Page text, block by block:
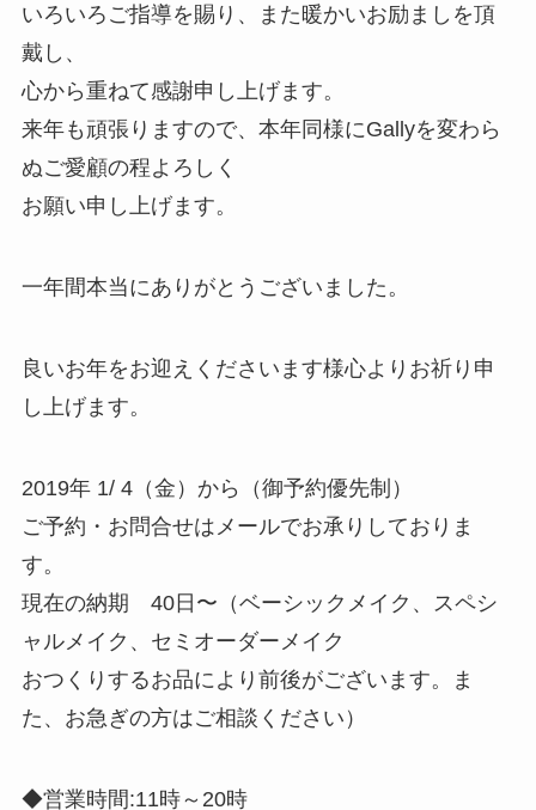
いろいろご指導を賜り、また暖かいお励ましを頂
戴し、
心から重ねて感謝申し上げます。
来年も頑張りますので、本年同様にGallyを変わら
ぬご愛顧の程よろしく
お願い申し上げます。
一年間本当にありがとうございました。
良いお年をお迎えくださいます様心よりお祈り申
し上げます。
2019年 1/ 4（金）から（御予約優先制）
ご予約・お問合せはメールでお承りしておりま
す。
現在の納期 40日〜（ベーシックメイク、スペシ
ャルメイク、セミオーダーメイク
おつくりするお品により前後がございます。ま
た、お急ぎの方はご相談ください）
◆営業時間:11時～20時